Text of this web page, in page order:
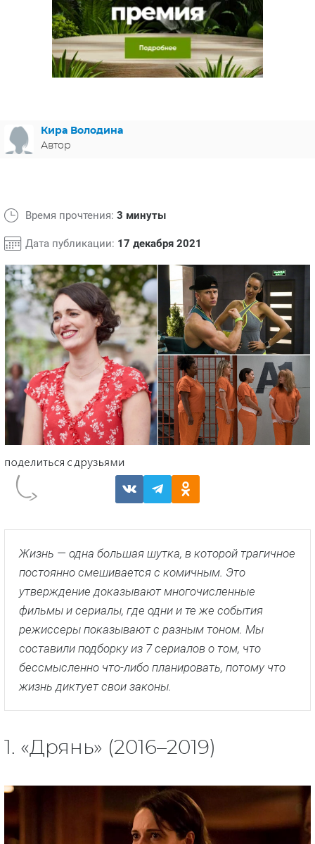
МЕЛОДРАМЫ
ИСПАНИЯ
ФРАНЦИЯ
ГЕРМАНИЯ
СВЕТСКИЕ НОВОСТИ
СПОЙЛЕРЫ ИЗ СЕРИАЛОВ
Кира Володина
Автор
Время прочтения: 3 минуты
Дата публикации: 17 декабря 2021
Жизнь — одна большая шутка, в которой трагичное
постоянно смешивается с комичным. Это
утверждение доказывают многочисленные
фильмы и сериалы, где одни и те же события
режиссеры показывают с разным тоном. Мы
составили подборку из 7 сериалов о том, что
бессмысленно что-либо планировать, потому что
жизнь диктует свои законы.
1. «Дрянь» (2016–2019)